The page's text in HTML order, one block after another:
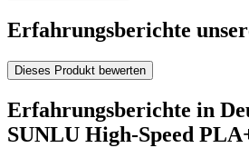
Erfahrungsberichte
Dieses Produkt bewerten
Erfahrungsberichte in
SUNLU High-Speed